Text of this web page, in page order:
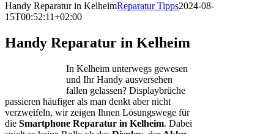
Handy Reparatur in KelheimReparatur Tipps2024-08-
15T00:52:11+02:00
Handy Reparatur in Kelheim
In Kelheim unterwegs gewesen
und Ihr Handy ausversehen
fallen gelassen? Displaybrüche
passieren häufiger als man denkt aber nicht
verzweifeln, wir zeigen Ihnen Lösungswege für
die Smartphone Reparatur in Kelheim. Dabei